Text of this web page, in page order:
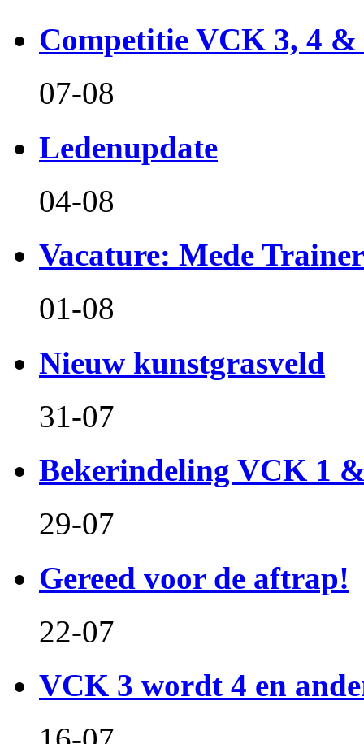
Competitie VCK 3, 4 &
07-08
Ledenupdate
04-08
Vacature: Mede
01-08
Nieuw kunstgrasveld
31-07
Bekerindeling VCK 1
29-07
Gereed voor de aftrap!
22-07
VCK 3 wordt 4 en